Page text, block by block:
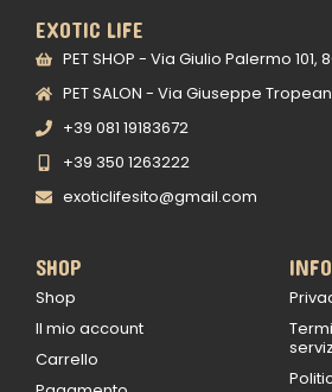
EXOTIC LIFE
PET SHOP - Via Giulio Palermo 101,
PET SALON - Via Giuseppe
+39 081 19183672
+39 350 1263222
exoticlifesito@gmail.com
SHOP
Shop
Il mio account
Carrello